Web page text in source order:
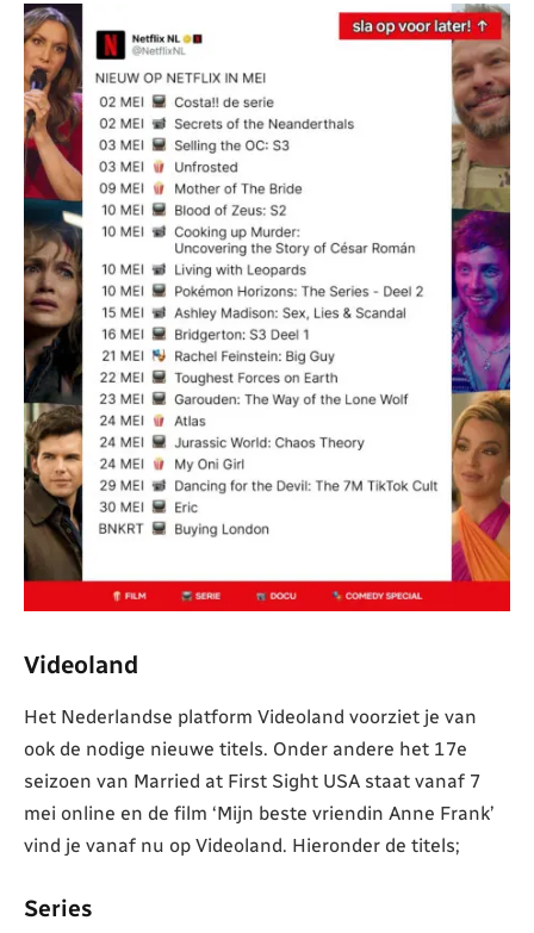
Videoland
Het Nederlandse platform Videoland voorziet je van
ook de nodige nieuwe titels. Onder andere het 17e
seizoen van Married at First Sight USA staat vanaf 7
mei online en de film ‘Mijn beste vriendin Anne Frank’
vind je vanaf nu op Videoland. Hieronder de titels;
Series